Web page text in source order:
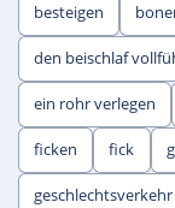
besteigen
den beischlaf
ein rohr verlegen
ficken fick